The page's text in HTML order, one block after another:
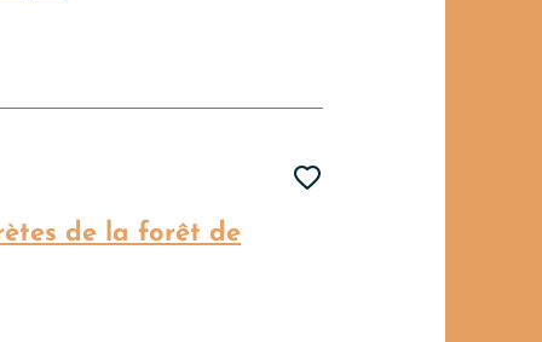
de la forêt de
Ajouter cette